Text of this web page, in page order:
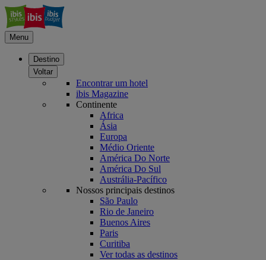
Menu
Destino
Voltar
Encontrar um hotel
ibis Magazine
Continente
Africa
Ásia
Europa
Médio Oriente
América Do Norte
América Do Sul
Austrália-Pacífico
Nossos principais destinos
São Paulo
Rio de Janeiro
Buenos Aires
Paris
Curitiba
Ver todas as destinos